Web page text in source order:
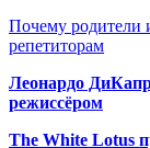
Почему родители
репетиторам
Леонардо
режиссёром
The White Lotus